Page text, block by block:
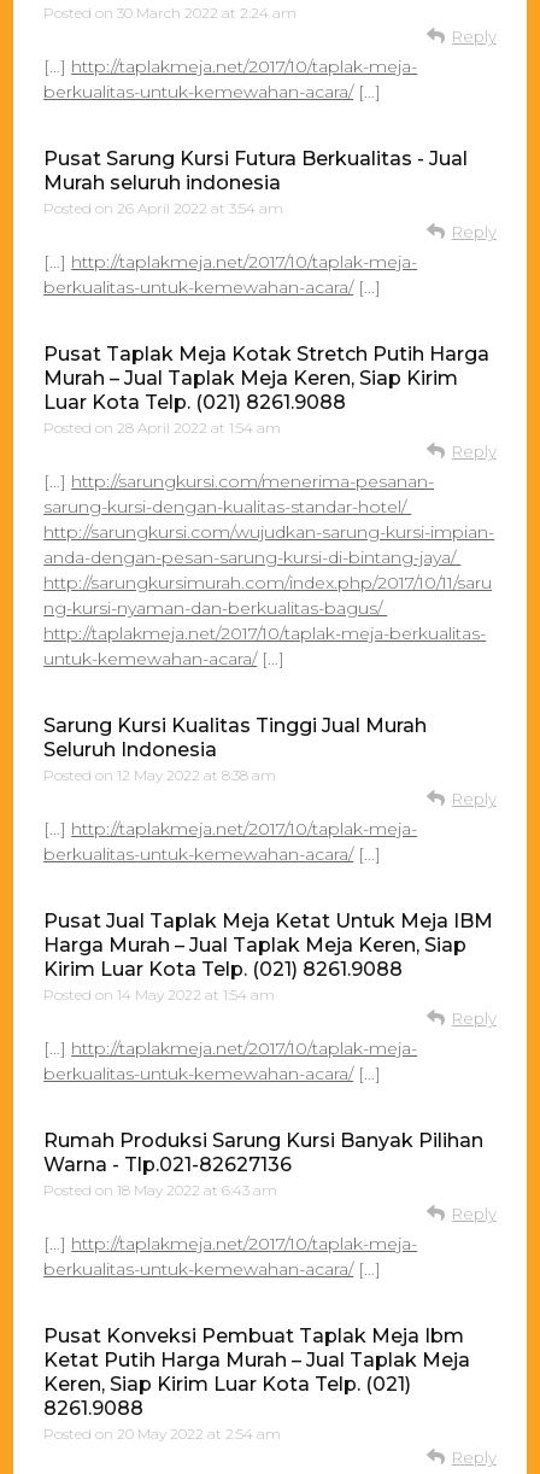
Posted on30 March 2022 at 2:24 am
Reply
[…] http://taplakmeja.net/2017/10/taplak-meja-
berkualitas-untuk-kemewahan-acara/[…]
Pusat Sarung Kursi Futura Berkualitas - Jual
Murah seluruh indonesia
Posted on 26 April 2022 at 3:54 am
Reply
[…] http://taplakmeja.net/2017/10/taplak-meja-
berkualitas-untuk-kemewahan-acara/[…]
Pusat Taplak Meja Kotak Stretch Putih Harga
Murah – Jual Taplak Meja Keren, Siap Kirim
Luar Kota Telp. (021) 8261.9088
Posted on 28 April 2022 at 1:54 am
Reply
[…] http://sarungkursi.com/menerima-pesanan-
sarung-kursi-dengan-kualitas-standar-hotel/
http://sarungkursi.com/wujudkan-sarung-kursi-impian-
anda-dengan-pesan-sarung-kursi-di-bintang-jaya/
http://sarungkursimurah.com/index.php/2017/10/11/saru
ng-kursi-nyaman-dan-berkualitas-bagus/
http://taplakmeja.net/2017/10/taplak-meja-berkualitas-
untuk-kemewahan-acara/[…]
Sarung Kursi Kualitas Tinggi Jual Murah
Seluruh Indonesia
Posted on12 May 2022 at 8:38 am
Reply
[…] http://taplakmeja.net/2017/10/taplak-meja-
berkualitas-untuk-kemewahan-acara/[…]
Pusat Jual Taplak Meja Ketat Untuk Meja IBM
Harga Murah – Jual Taplak Meja Keren, Siap
Kirim Luar Kota Telp. (021) 8261.9088
Posted on14 May 2022 at 1:54 am
Reply
[…] http://taplakmeja.net/2017/10/taplak-meja-
berkualitas-untuk-kemewahan-acara/[…]
Rumah Produksi Sarung Kursi Banyak Pilihan
Warna - Tlp.021-82627136
Posted on18 May 2022 at 6:43 am
Reply
[…] http://taplakmeja.net/2017/10/taplak-meja-
berkualitas-untuk-kemewahan-acara/[…]
Pusat Konveksi Pembuat Taplak Meja Ibm
Ketat Putih Harga Murah – Jual Taplak Meja
Keren, Siap Kirim Luar Kota Telp. (021)
8261.9088
Posted on 20 May 2022 at 2:54 am
Reply